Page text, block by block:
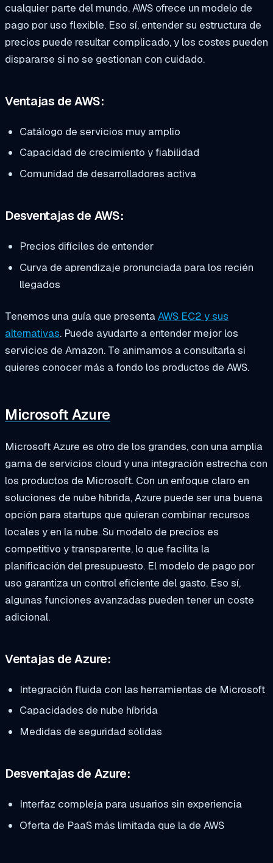
cualquier parte del mundo. AWS ofrece un modelo de
pago por uso flexible. Eso sí, entender su estructura de
precios puede resultar complicado, y los costes pueden
dispararse si no se gestionan con cuidado.
Ventajas de AWS:
Catálogo de servicios muy amplio
Capacidad de crecimiento y fiabilidad
Comunidad de desarrolladores activa
Desventajas de AWS:
Precios difíciles de entender
Curva de aprendizaje pronunciada para los recién
llegados
Tenemos una guía que presentaAWS EC2 y sus
alternativas. Puede ayudarte a entender mejor los
servicios de Amazon. Te animamos a consultarla si
quieres conocer más a fondo los productos de AWS.
Microsoft Azure
Microsoft Azure es otro de los grandes, con una amplia
gama de servicios cloud y una integración estrecha con
los productos de Microsoft. Con un enfoque claro en
soluciones de nube híbrida, Azure puede ser una buena
opción para startups que quieran combinar recursos
locales y en la nube. Su modelo de precios es
competitivo y transparente, lo que facilita la
planificación del presupuesto. El modelo de pago por
uso garantiza un control eficiente del gasto. Eso sí,
algunas funciones avanzadas pueden tener un coste
adicional.
Ventajas de Azure:
Integración fluida con las herramientas de Microsoft
Capacidades de nube híbrida
Medidas de seguridad sólidas
Desventajas de Azure:
Interfaz compleja para usuarios sin experiencia
Oferta de PaaS más limitada que la de AWS